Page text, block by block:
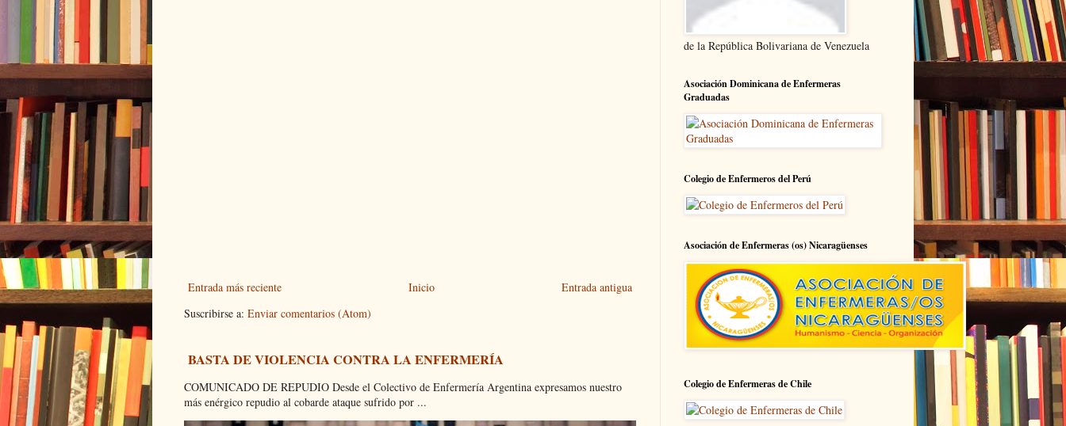
Entrada más reciente Entrada antigua
Inicio
Suscribirse a: Enviar comentarios (Atom)
BASTA DE VIOLENCIA CONTRA LA ENFERMERÍA
COMUNICADO DE REPUDIO Desde el Colectivo de Enfermería Argentina expresamos nuestro
más enérgico repudio al cobarde ataque sufrido por ...
de la República Bolivariana de Venezuela
Asociación Dominicana de Enfermeras
Graduadas
Colegio de Enfermeros del Perú
Asociación de Enfermeras (os) Nicaragüenses
Colegio de Enfermeras de Chile